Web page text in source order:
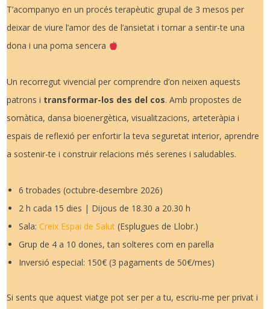
T’acompanyo en un procés terapèutic grupal de 3 mesos per
deixar de viure l’amor des de l’ansietat i tornar a sentir-te una
dona i una poma sencera
Un recorregut vivencial per comprendre d’on neixen aquests
patrons i transformar-los des del cos. Amb propostes de
somàtica, dansa bioenergètica, visualitzacions, arteteràpia i
espais de reflexió per enfortir la teva seguretat interior, aprendre
a sostenir-te i construir relacions més serenes i saludables.
6 trobades (octubre-desembre 2026)
2 h cada 15 dies | Dijous de 18.30 a 20.30 h
Sala: Creix Espai de Salut (Esplugues de Llobr.)
Grup de 4 a 10 dones, tan solteres com en parella
Inversió especial: 150€ (3 pagaments de 50€/mes)
Si sents que aquest viatge pot ser per a tu, escriu-me per privat i